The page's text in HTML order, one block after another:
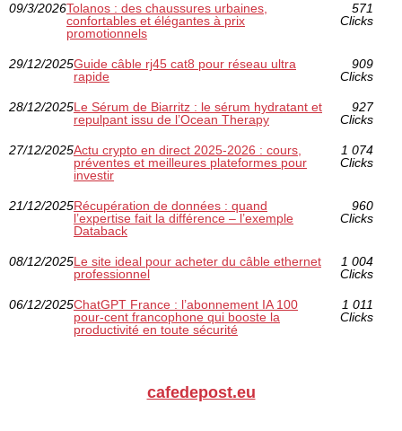
09/3/2026Tolanos : des chaussures urbaines,
confortables et élégantes à prix
promotionnels
571
Clicks
29/12/2025Guide câble rj45 cat8 pour réseau ultra
rapide
909
Clicks
28/12/2025Le Sérum de Biarritz : le sérum hydratant et
repulpant issu de l’Ocean Therapy
927
Clicks
27/12/2025Actu crypto en direct 2025-2026 : cours,
préventes et meilleures plateformes pour
investir
1 074
Clicks
21/12/2025Récupération de données : quand
l’expertise fait la différence – l’exemple
Databack
960
Clicks
08/12/2025Le site ideal pour acheter du câble ethernet
professionnel
1 004
Clicks
06/12/2025ChatGPT France : l’abonnement IA 100
pour-cent francophone qui booste la
productivité en toute sécurité
1 011
Clicks
cafedepost.eu